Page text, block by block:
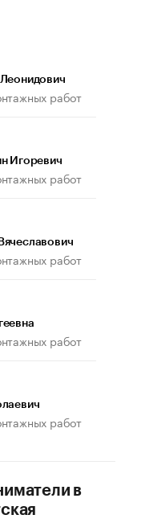
Как живет глава
работ
Игоревич
работ
работ
работ
работ
в